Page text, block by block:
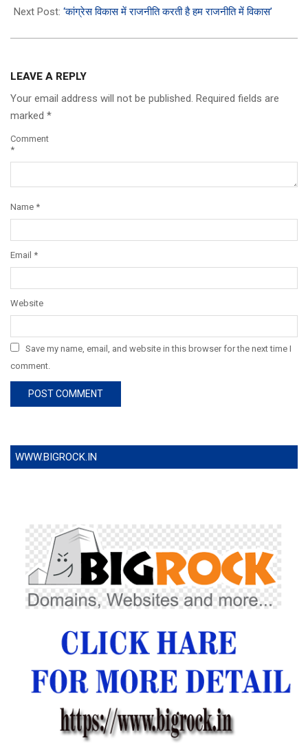
Next Post: ‘कांग्रेस विकास में राजनीति करती है हम राजनीति में विकास’
LEAVE A REPLY
Your email address will not be published. Required fields are
marked *
Comment
*
Name *
Email *
Website
Save my name, email, and website in this browser for the next time I
comment.
WWW.BIGROCK.IN